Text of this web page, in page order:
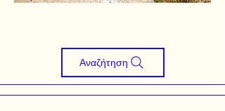
Αναζήτηση